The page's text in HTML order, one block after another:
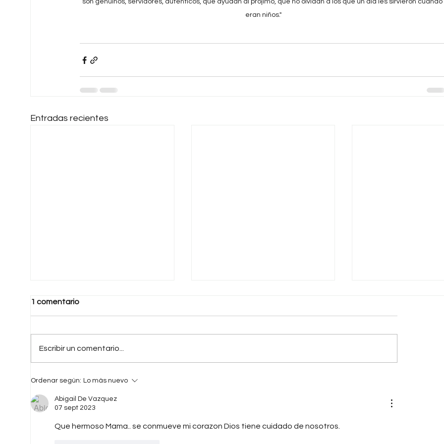
son genuinos, servidores, auténticos, que ayudan al prójimo, que no olvidan a los que un día les sirvieron cuando
eran niños."
Entradas recientes
Una Patria Distinta
1 comentario
Escribir un comentario...
Ordenar según: Lo más nuevo
Abigail De Vazquez
07 sept 2023
Que hermoso Mama.. se conmueve mi corazon Dios tiene cuidado de nosotros.